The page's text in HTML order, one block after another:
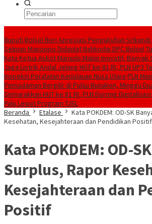
Bupati Bolsel Beri Apresiasi Pengukuhan Srikandi
Selpian Manoppo Didaulat Nahkodai DPC Bolsel
Kata Ketua Askot Manado Makin Inovatif,
Jaga Listrik Andal Jelang HUT ke-81 RI, PLN UP3
Inspeksi Peralatan Kepulauan Nusa Utara PLN
Pemadaman Bergilir di Pulau Bunaken, Minggu
Semarakkan HUT ke 81 RI, PLN Dorong
Palu Lewat Program TJSL
Beranda
Etalase
Kata POKDEM: OD-SK
Kesehatan, Kesejahteraan dan Pendidikan Positif
Kata POKDEM: OD-
Surplus, Rapor
Kesejahteraan dan
Positif